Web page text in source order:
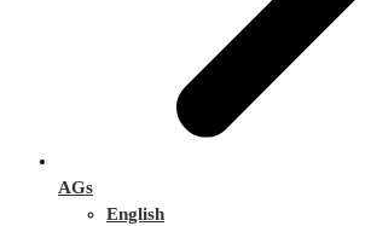
AGs
English